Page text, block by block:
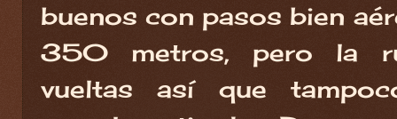
buenos con pasos bien
350 metros, pero la
vueltas así que